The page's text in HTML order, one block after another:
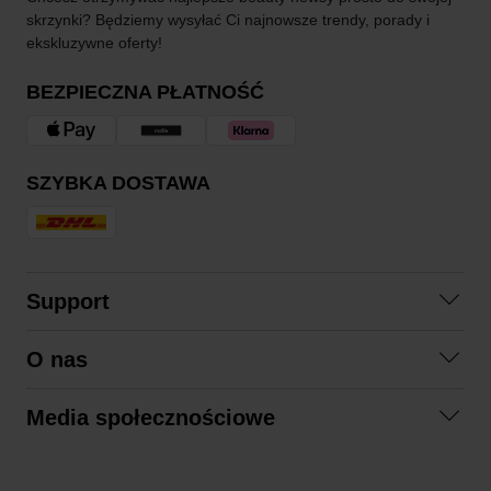
skrzynki? Będziemy wysyłać Ci najnowsze trendy, porady i
ekskluzywne oferty!
BEZPIECZNA PŁATNOŚĆ
SZYBKA DOSTAWA
Support
Regulamin zakupów
O nas
Zrównoważony rozwój
Media społecznościowe